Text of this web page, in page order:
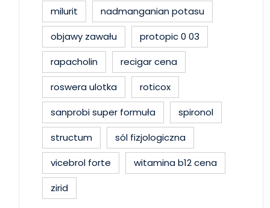
milurit
nadmanganian potasu
objawy zawału
protopic 0 03
rapacholin
recigar cena
roswera ulotka
roticox
sanprobi super formuła
spironol
structum
sól fizjologiczna
vicebrol forte
witamina b12 cena
zirid